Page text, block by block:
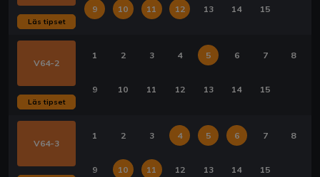
Läs tipset
9 10 11 12 13 14 15
V64-2
Läs tipset
1 2 3 4 5 6 7 8
9 10 11 12 13 14 15
V64-3
1 2 3 4 5 6 7 8
9 10 11 12 13 14 15